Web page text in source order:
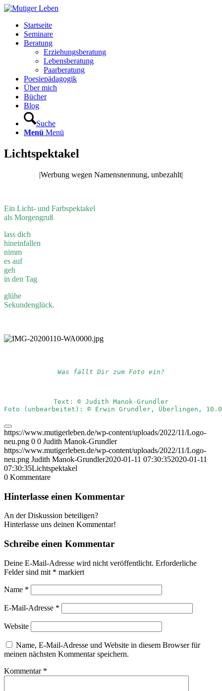
Startseite
Seminare
Beratung
Erziehungsberatung
Lebensberatung
Paarberatung
Poesiepädagogik
Über mich
Bücher
Blog
Suche
Menü Menü
Lichtspektakel
|Werbung wegen Namensnennung, unbezahlt|
Ein Licht- und Farbspektakel
als Morgengruß
lass dich
hineinfallen
nimm
es auf
geh
in den Tag
glühe
Sekundenglück.
Was fällt Dir zum Foto ein?
Text: © Judith Manok-Grundler
Foto (unbearbeitet): © Erwin Grundler, Überlingen,
https://www.mutigerleben.de/wp-content/uploads/2022/11/Logo-
neu.png 0 0 Judith Manok-Grundler
https://www.mutigerleben.de/wp-content/uploads/2022/11/Logo-
neu.png Judith Manok-Grundler2020-01-11 07:30:352020-01-11
07:30:35Lichtspektakel
0 Kommentare
Hinterlasse einen Kommentar
An der Diskussion beteiligen?
Hinterlasse uns deinen Kommentar!
Schreibe einen Kommentar
Deine E-Mail-Adresse wird nicht veröffentlicht. Erforderliche
Felder sind mit * markiert
Name *
E-Mail-Adresse *
Website
Name, E-Mail-Adresse und Website in diesem Browser für
meinen nächsten Kommentar speichern.
Kommentar *